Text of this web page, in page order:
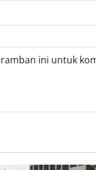
ini untuk